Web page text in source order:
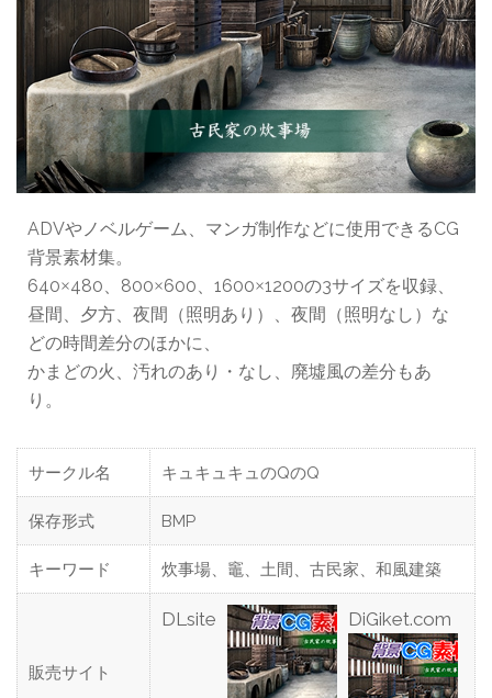
ADVやノベルゲーム、マンガ制作などに使用できるCG
背景素材集。
640×480、800×600、1600×1200の3サイズを収録、
昼間、夕方、夜間（照明あり）、夜間（照明なし）な
どの時間差分のほかに、
かまどの火、汚れのあり・なし、廃墟風の差分もあ
り。
サークル名 キュキュキュのQのQ
保存形式 BMP
キーワード 炊事場、竈、土間、古民家、和風建築
販売サイト
DLsite DiGiket.com